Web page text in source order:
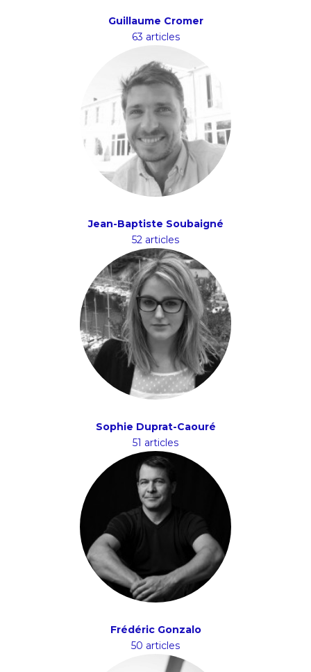
Guillaume Cromer
63 articles
Jean-Baptiste Soubaigné
52 articles
Sophie Duprat-Caouré
51 articles
Frédéric Gonzalo
50 articles